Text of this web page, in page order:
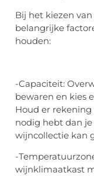
Bij het kiezen
belangrijke
houden:
-Capaciteit:
bewaren en kies
Houd er
nodig hebt dan
wijncollectie kan
-
wijnklimaatkast